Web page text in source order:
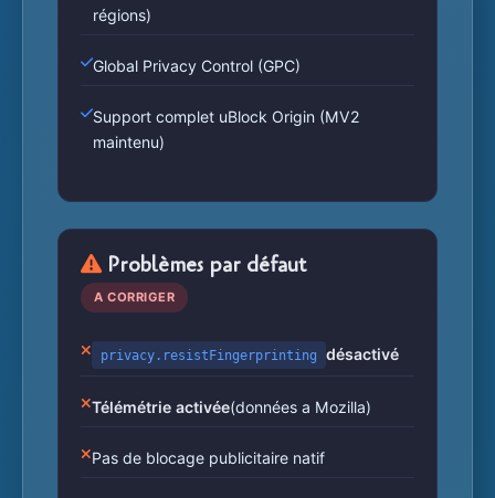
régions)
Global Privacy Control (GPC)
Support complet uBlock Origin (MV2
maintenu)
Problèmes par défaut
A CORRIGER
privacy.resistFingerprinting désactivé
Télémétrie activée(données a Mozilla)
Pas de blocage publicitaire natif